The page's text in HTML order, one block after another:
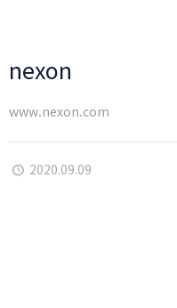
nexon
www.nexon.com
2020.09.09